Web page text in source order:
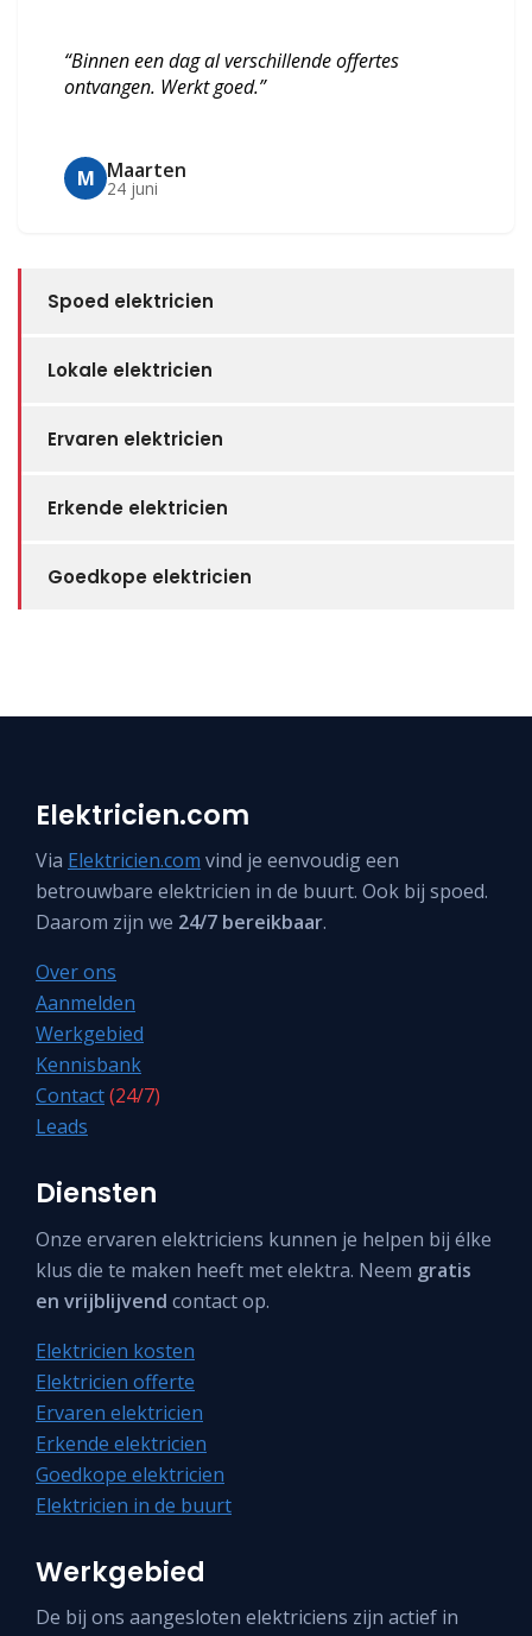
“Binnen een dag al verschillende offertes
ontvangen. Werkt goed.”
M Maarten
24 juni
Spoed elektricien
Lokale elektricien
Ervaren elektricien
Erkende elektricien
Goedkope elektricien
Elektricien.com
Via Elektricien.com vind je eenvoudig een
betrouwbare elektricien in de buurt. Ook bij spoed.
Daarom zijn we 24/7 bereikbaar.
Over ons
Aanmelden
Werkgebied
Kennisbank
Contact(24/7)
Leads
Diensten
Onze ervaren elektriciens kunnen je helpen bij élke
klus die te maken heeft met elektra. Neem gratis
en vrijblijvend contact op.
Elektricien kosten
Elektricien offerte
Ervaren elektricien
Erkende elektricien
Goedkope elektricien
Elektricien in de buurt
Werkgebied
De bij ons aangesloten elektriciens zijn actief in